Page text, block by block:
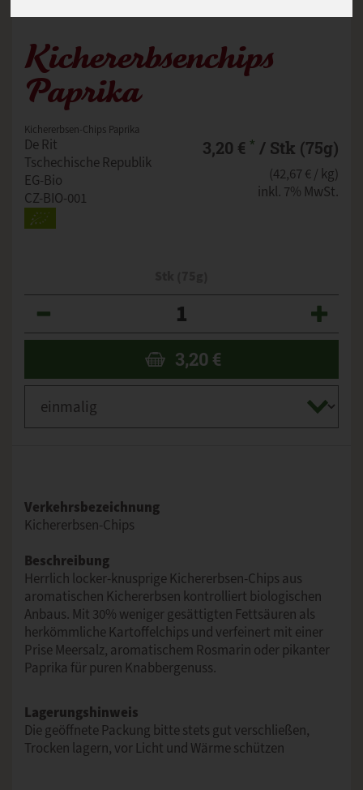
Kichererbsenchips
Paprika
Kichererbsen-Chips Paprika
De Rit
Tschechische Republik
EG-Bio
CZ-BIO-001
3,20 € * / Stk (75g)
(42,67 € / kg)
inkl. 7% MwSt.
3,20 €
Verkehrsbezeichnung
Kichererbsen-Chips
Beschreibung
Herrlich locker-knusprige Kichererbsen-Chips aus
aromatischen Kichererbsen kontrolliert biologischen
Anbaus. Mit 30% weniger gesättigten Fettsäuren als
herkömmliche Kartoffelchips und verfeinert mit einer
Prise Meersalz, aromatischem Rosmarin oder pikanter
Paprika für puren Knabbergenuss.
Lagerungshinweis
Die geöffnete Packung bitte stets gut verschließen,
Trocken lagern, vor Licht und Wärme schützen